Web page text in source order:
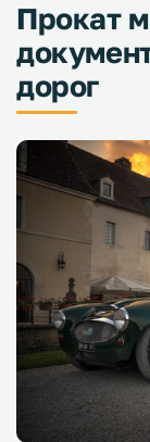
Прокат
дорог